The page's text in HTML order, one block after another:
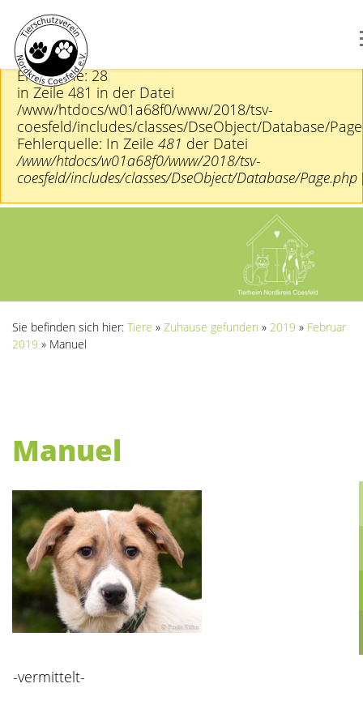
PHP-Warnung
DOMDocument::loadHTML(): Unexpected end tag :
Entity, line: 28
in Zeile 481 in der Datei
/www/htdocs/w01a68f0/www/2018/tsv-
coesfeld/includes/classes/DseObject/Database/
Fehlerquelle: In Zeile 481 der Datei
/www/htdocs/w01a68f0/www/2018/tsv-
coesfeld/includes/classes/DseObject/Database/Page.php
Sie befinden sich hier: Tiere » Zuhause gefunden » 2019 » Februar
2019 » Manuel
Manuel
-vermittelt-